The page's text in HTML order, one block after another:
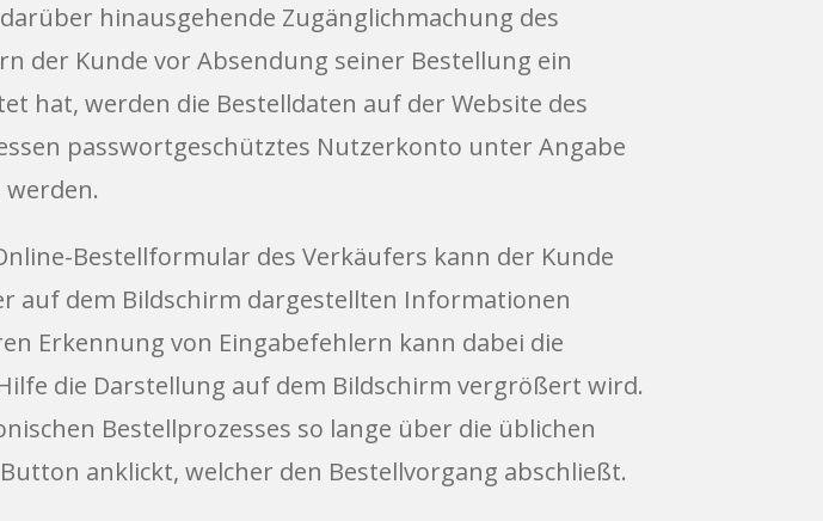
hinausgehende Zugänglichmachung des
der Kunde vor Absendung seiner Bestellung ein
hat, werden die Bestelldaten auf der Website des
passwortgeschütztes Nutzerkonto unter Angabe
Bestellformular des Verkäufers kann der Kunde
auf dem Bildschirm dargestellten Informationen
Erkennung von Eingabefehlern kann dabei die
die Darstellung auf dem Bildschirm vergrößert wird.
Bestellprozesses so lange über die üblichen
anklickt, welcher den Bestellvorgang abschließt.